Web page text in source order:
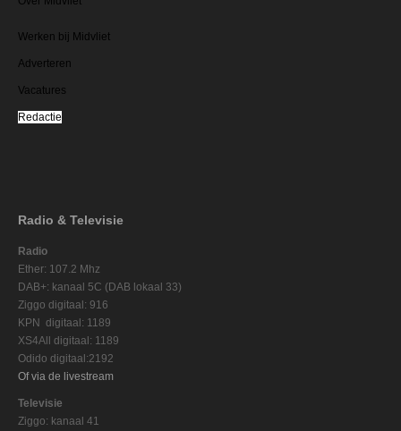
Werken bij Midvliet
Adverteren
Vacatures
Redactie
Radio & Televisie
Radio
Ether: 107.2 Mhz
DAB+: kanaal 5C (DAB lokaal 33)
Ziggo digitaal: 916
KPN digitaal: 1189
XS4All digitaal: 1189
Odido digitaal:2192
Of via de livestream
Televisie
Ziggo: kanaal 41